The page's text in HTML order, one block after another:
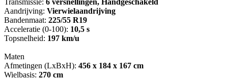
Transmissie: 6 versnellingen, Handgeschakeld
Aandrijving: Vierwielaandrijving
Bandenmaat: 225/55 R19
Acceleratie (0-100): 10,5 s
Topsnelheid: 197 km/u
Maten
Afmetingen (LxBxH): 456 x 184 x 167 cm
Wielbasis: 270 cm